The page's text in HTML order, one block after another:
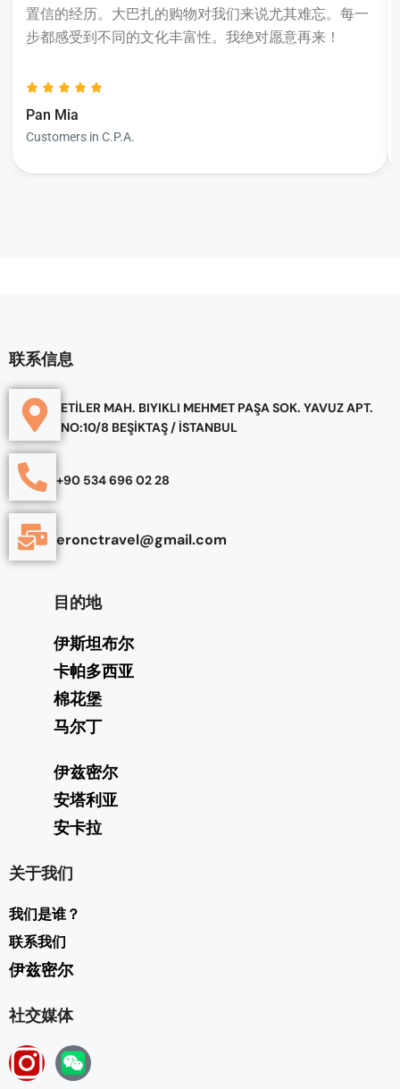
置信的经历。大巴扎的购物对我们来说尤其难忘。每一
步都感受到不同的文化丰富性。我绝对愿意再来！
Pan Mia
Customers in C.P.A.
联系信息
ETİLER MAH. BIYIKLI MEHMET PAŞA SOK. YAVUZ APT.
NO:10/8 BEŞİKTAŞ / İSTANBUL
+90 534 696 02 28
eronctravel@gmail.com
目的地
伊斯坦布尔
卡帕多西亚
棉花堡
马尔丁
伊兹密尔
安塔利亚
安卡拉
关于我们
我们是谁？
联系我们
伊兹密尔
社交媒体